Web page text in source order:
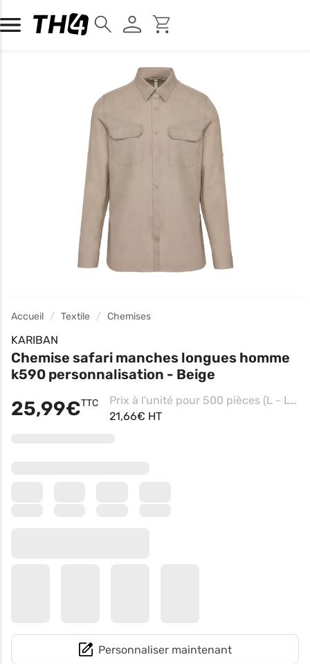
Accueil Textile Chemises
KARIBAN
Chemise safari manches longues homme
k590 personnalisation - Beige
25,99€TTC
Prix à l'unité pour 500 pièces (L - Light Khaki, Impression Coeur haut)
21,66€ HT
Personnaliser maintenant